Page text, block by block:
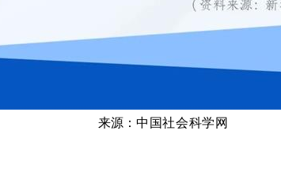
来源：中国社会科学网